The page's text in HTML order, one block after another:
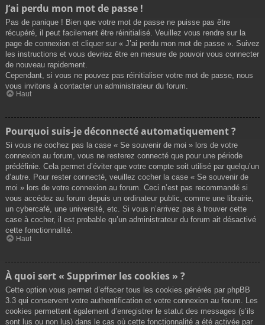
J’ai perdu mon mot de passe !
Pas de panique ! Bien que votre mot de passe ne puisse pas être
récupéré, il peut facilement être réinitialisé. Veuillez vous rendre sur la
page de connexion et cliquer sur « J’ai perdu mon mot de passe ». Suivez
les instructions et vous devriez être en mesure de pouvoir vous connecter
de nouveau rapidement.
Cependant, si vous ne pouvez pas réinitialiser votre mot de passe, nous
vous invitons à contacter un administrateur du forum.
Haut
Pourquoi suis-je déconnecté automatiquement ?
Si vous ne cochez pas la case « Se souvenir de moi » lors de votre
connexion au forum, vous ne resterez connecté que pour une période
prédéfinie. Cela permet d’éviter que votre compte soit utilisé par quelqu’un
d’autre. Pour rester connecté, veuillez cocher la case « Se souvenir de
moi » lors de votre connexion au forum. Ceci n’est pas recommandé si
vous accédez au forum depuis un ordinateur public, comme une librairie,
un cybercafé, une université, etc. Si vous n’arrivez pas à trouver cette
case à cocher, il est probable qu’un administrateur du forum ait désactivé
cette fonctionnalité.
Haut
À quoi sert « Supprimer les cookies » ?
Cette option vous permet d’effacer tous les cookies générés par phpBB
3.3 qui conservent votre authentification et votre connexion au forum. Les
cookies permettent également d’enregistrer le statut des messages (s’ils
sont lus ou non lus) dans le cas où cette fonctionnalité a été activée par